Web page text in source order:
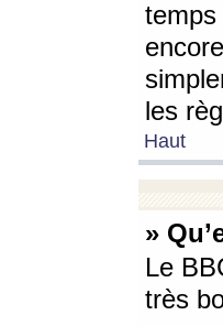
temps
les
Haut
»
Le
très